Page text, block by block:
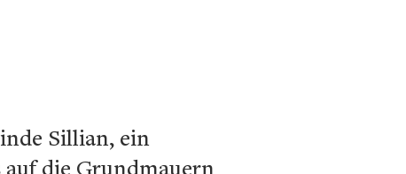
Sillian, ein
auf die Grundmauern